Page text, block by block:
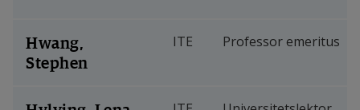
Hwang,
Stephen
ITE Professor emeritus